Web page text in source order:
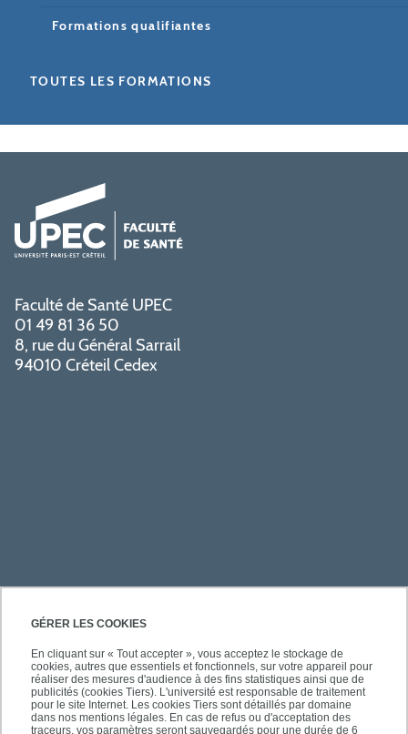
GÉRER LES COOKIES
En cliquant sur « Tout accepter », vous acceptez le stockage de
cookies, autres que essentiels et fonctionnels, sur votre appareil pour
réaliser des mesures d'audience à des fins statistiques ainsi que de
publicités (cookies Tiers). L'université est responsable de traitement
pour le site Internet. Les cookies Tiers sont détaillés par domaine
dans nos mentions légales. En cas de refus ou d'acceptation des
traceurs, vos paramètres seront sauvegardés pour une durée de 6
Formations qualifiantes
TOUTES LES FORMATIONS
Faculté de Santé UPEC
01 49 81 36 50
8, rue du Général Sarrail
94010 Créteil Cedex
PRATIQUE
ACCÈS RAPIDES